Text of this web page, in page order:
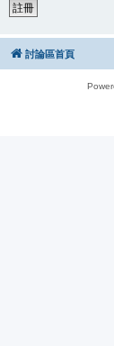
註冊
討論區首頁